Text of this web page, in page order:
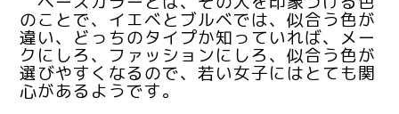
のことで、イエベとブルベでは、似合う色が
違い、どっちのタイプか知っていれば、メー
クにしろ、ファッションにしろ、似合う色が
選びやすくなるので、若い女子にはとても関
心があるようです。